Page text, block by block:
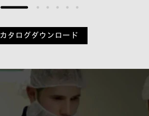
カタログダウンロード